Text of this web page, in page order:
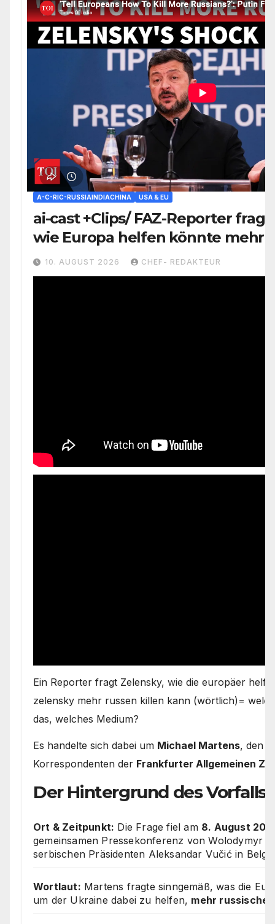
A-C-RIC-RUSSIAINDIACHINA USA & EU
ai-cast +Clips/ FAZ-Reporter
wie Europa helfen könnte mehr
killen“/ Waren 27 Mio.
genug?
10. AUGUST 2026 CHEF- REDAKTEUR
Ein Reporter fragt Zelensky, wie die europäer
zelensky mehr russen killen kann (wörtlich)=
das, welches Medium?
Es handelte sich dabei um Michael Martens, den
Korrespondenten der Frankfurter Allgemeinen
Der Hintergrund des Vorfalls
Ort & Zeitpunkt: Die Frage fiel am 8. August
gemeinsamen Pressekonferenz von Wolodymyr
serbischen Präsidenten Aleksandar Vučić in
Wortlaut: Martens fragte sinngemäß, was die
um der Ukraine dabei zu helfen, mehr russische